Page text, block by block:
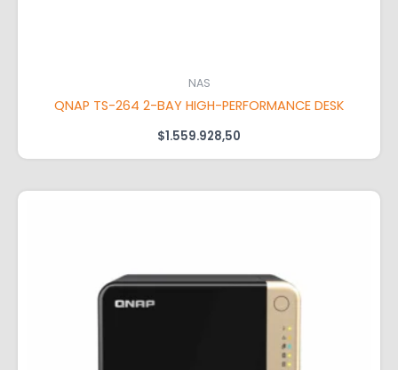
NAS
QNAP TS-264 2-BAY HIGH-PERFORMANCE DESK
$1.559.928,50